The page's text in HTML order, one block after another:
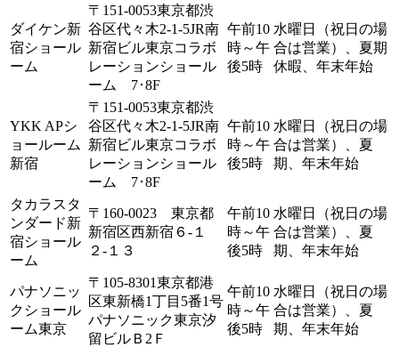
ダイケン新
宿ショール
ーム
〒151-0053東京都渋
谷区代々木2-1-5JR南
新宿ビル東京コラボ
レーションショール
ーム 7･8F
午前10
時～午
後5時
水曜日（祝日の場
合は営業）、夏期
休暇、年末年始
YKK APシ
ョールーム
新宿
〒151-0053東京都渋
谷区代々木2-1-5JR南
新宿ビル東京コラボ
レーションショール
ーム 7･8F
午前10
時～午
後5時
水曜日（祝日の場
合は営業）、夏
期、年末年始
タカラスタ
ンダード新
宿ショール
ーム
〒160-0023 東京都
新宿区西新宿６-１
２-１３
午前10
時～午
後5時
水曜日（祝日の場
合は営業）、夏
期、年末年始
パナソニッ
クショール
ーム東京
〒105-8301東京都港
区東新橋1丁目5番1号
パナソニック東京汐
留ビルＢ2Ｆ
午前10
時～午
後5時
水曜日（祝日の場
合は営業）、夏
期、年末年始